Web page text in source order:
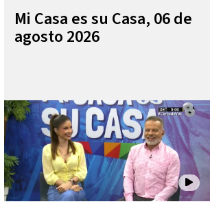
Mi Casa es su Casa, 06 de
agosto 2026